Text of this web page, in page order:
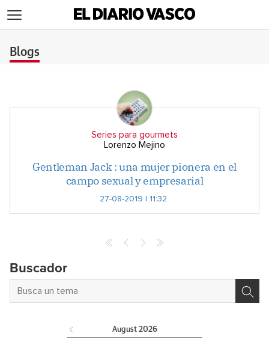
Blogs
Series para gourmets
Lorenzo Mejino
Gentleman Jack : una mujer pionera en el
campo sexual y empresarial
27-08-2019 | 11:32
Buscador
August 2026